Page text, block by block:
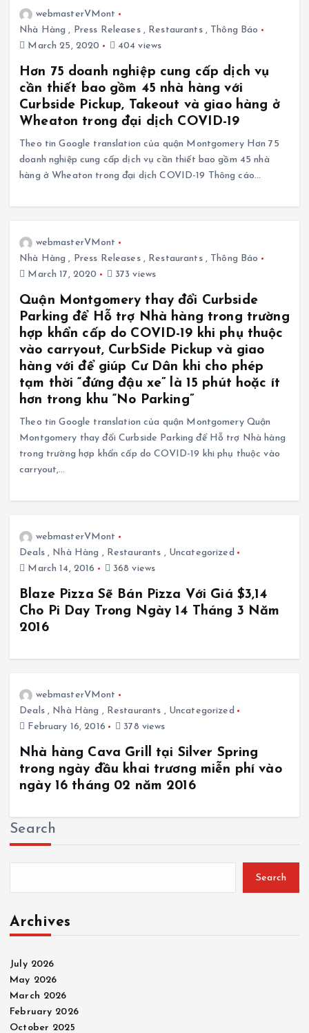
webmasterVMont
Nhà Hàng , Press Releases, Restaurants, Thông Báo
March 25, 2020
404 views
Hơn 75 doanh nghiệp cung cấp dịch vụ
cần thiết bao gồm 45 nhà hàng với
Curbside Pickup, Takeout và giao hàng ở
Wheaton trong đại dịch COVID-19
Theo tin Google translation của quận Montgomery Hơn 75
doanh nghiệp cung cấp dịch vụ cần thiết bao gồm 45 nhà
hàng ở Wheaton trong đại dịch COVID-19 Thông cáo…
webmasterVMont
Nhà Hàng , Press Releases, Restaurants, Thông Báo
March 17, 2020
373 views
Quận Montgomery thay đổi Curbside
Parking để Hỗ trợ Nhà hàng trong trường
hợp khẩn cấp do COVID-19 khi phụ thuộc
vào carryout, CurbSide Pickup và giao
hàng với để giúp Cư Dân khi cho phép
tạm thời “đứng đậu xe” là 15 phút hoặc ít
hơn trong khu “No Parking”
Theo tin Google translation của quận Montgomery Quận
Montgomery thay đổi Curbside Parking để Hỗ trợ Nhà hàng
trong trường hợp khẩn cấp do COVID-19 khi phụ thuộc vào
carryout,…
webmasterVMont
Deals, Nhà Hàng , Restaurants , Uncategorized
March 14, 2016
368 views
Blaze Pizza Sẽ Bán Pizza Với Giá $3,14
Cho Pi Day Trong Ngày 14 Tháng 3 Năm
2016
webmasterVMont
Deals, Nhà Hàng , Restaurants , Uncategorized
February 16, 2016
378 views
Nhà hàng Cava Grill tại Silver Spring
trong ngày đầu khai trương miễn phí vào
ngày 16 tháng 02 năm 2016
Search
Search
Archives
July 2026
May 2026
March 2026
February 2026
October 2025